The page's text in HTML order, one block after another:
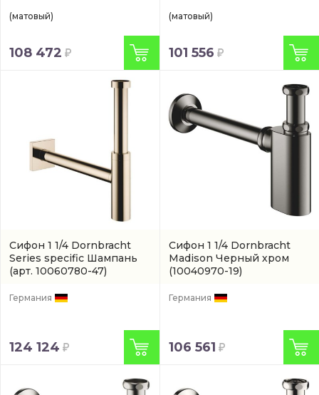
(матовый)
108 472
(матовый)
101 556
Сифон 1 1/4 Dornbracht
Series specific Шампань
(арт. 10060780-47)
Германия
124 124
Сифон 1 1/4 Dornbracht
Madison Черный хром
(10040970-19)
Германия
106 561